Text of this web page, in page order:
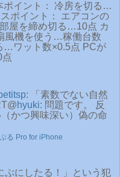
ポイント： 冷房を切る…
ポイント： エアコンの
屋を締め切る…10点 カ
風機を使う…稼働台数
…ワット数×0.5点 PCが
: 「素数でない自然
hyuki: 問題です。 反
かつ興味深い）偽の命
る Pro for iPhone
ぷにしたる！」という犯